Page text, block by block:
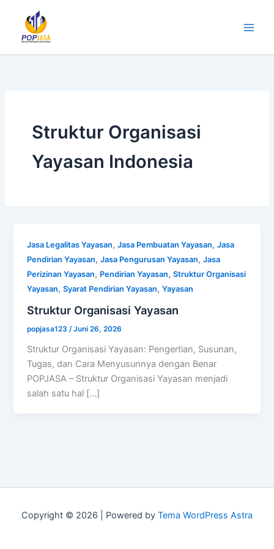
konten
Struktur Organisasi
Yayasan Indonesia
Jasa Legalitas Yayasan,Jasa Pembuatan Yayasan,Jasa
Pendirian Yayasan,Jasa Pengurusan Yayasan,Jasa
Perizinan Yayasan, Pendirian Yayasan,Struktur Organisasi
Yayasan,Syarat Pendirian Yayasan,Yayasan
Struktur Organisasi Yayasan
popjasa123 /Juni 26, 2026
Struktur Organisasi Yayasan: Pengertian, Susunan,
Tugas, dan Cara Menyusunnya dengan Benar
POPJASA – Struktur Organisasi Yayasan menjadi
salah satu hal […]
Copyright © 2026 | Powered by Tema WordPress Astra